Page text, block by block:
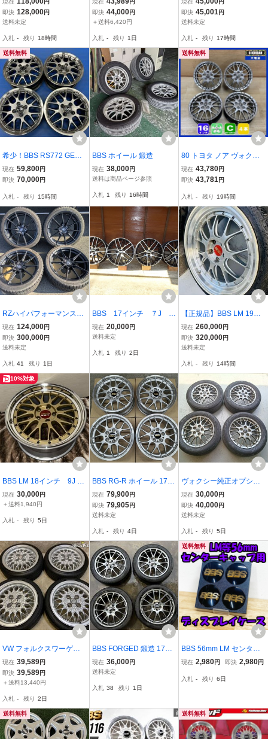
3 鍛造 4本セット 正規品
DB ダイヤモンドブラック
現在
円
即決 128,000円
送料未定
入札 - 残り 18時間
S 409 15インチ 6.5J +43
PCD100 5穴 ホイール 単
フ4 / ポロ 9N
現在
円
即決 44,000円
＋送料6,420円
入札 - 残り 1日
ォクシー ホイール 20
5/60-16 鍛造 6J 16イ
現在
円
即決 45,001円
送料未定
入札 - 残り 17時間
送料無料
希少！BBS RS772 GERM
ANY VW純正 15インチ 1
5X6J +45 PCD 100/4H 中
現在 59,800円
即決 70,000円
入札 - 残り 15時間
BBS ホイール 鍛造
現在 38,000円
送料は商品ページ参照
入札 1 残り 16時間
送料無料
80 トヨタ ノア ヴォクシ
ー 純正 BBS製 鍛造 6-16+
50 5H114.3 16インチ ホ
現在 43,780円
即決 43,781 円
入札 - 残り 19時間
RZハイパフォーマンス純
正BBS18×8jインセット+
45スタッドレスタイヤ付
き４本ガリ傷無し！流用
造！ GRヤリス
現在 124,000円
即決 300,000円
送料未定
入札 41 残り 1日
BBS 17インチ ７J ５
H PCD114.3 中古品
ノア ボクシー セレ
現在 20,000円
送料未定
入札 1 残り 2日
【正規品】BBS LM 19イ
ンチ 8.5J+32 / 9.5J+25 P
CD120 5H 赤キャップ ス
テンレスリムガード付 ミ
4本 BMW等
現在 260,000円
即決 320,000円
送料未定
入札 - 残り 14時間
10%対象
BBS LM 18インチ 9J +3
5 114.3 LMP079 ホイー
ル 1本 クラウン レクサ
ン シルビア WRX ラン
現在 30,000円
＋送料1,940円
入札 - 残り 5日
BBS RG-R ホイール 17イ
ンチ 8.0J 114.3 鍛造 トヨ
タ クラウン マークX セル
シオ 日産 スカイライン
価47万円
現在 79,900円
即決 79,905円
送料未定
入札 - 残り 4日
ヴォクシー純正オプショ
ンホイール BBS 5H トヨ
タ
現在 30,000円
即決 40,000円
送料未定
入札 - 残り 5日
VW フォルクスワーゲン
ゴルフ2 純正 BBS 15イン
チホイール 6J +35 4穴 P
CD100 4本 165601025 /
現在 39,589円
即決 39,589円
＋送料13,440円
入札 - 残り 2日
BBS FORGED 鍛造 17イ
ンチ 7J +48 PCD100 5穴
REGNO GR-XI 215/45R1
現在 36,000円
送料未定
入札 38 残り 1日
送料無料
BBS 56mm LM センター
キャップ ディスプレイケ
イール スタンド インテリ
現在 2,980円 即決 2,980円
入札 - 残り 6日
送料無料 送料無料